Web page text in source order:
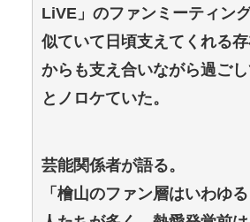
LiVE」のファンミーティン
似ていて日頃支えてくれる
からも支え合いながら過ごし
とノロケていた。
芸能関係者が語る。
「檜山のファン層はいわゆ